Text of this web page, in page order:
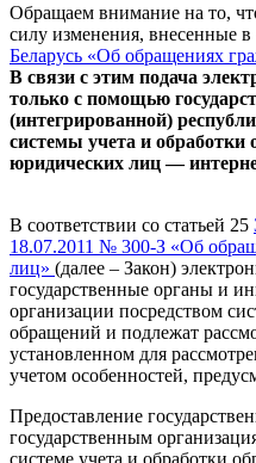
Обращаем внимание на то,
силу изменения, внесенные в
Беларусь «Об обращениях
В связи с этим подача
только с помощью
(интегрированной)
системы учета и
юридических лиц —
В соответствии со статьей 25
18.07.2011 № 300-З «Об
лиц» (далее – Закон)
государственные органы и
организации посредством
обращений и подлежат
установленном для
учетом особенностей,
Предоставление
государственным
системе учета и обработки